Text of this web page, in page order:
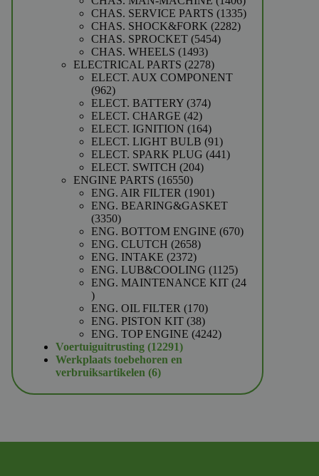
producten
CHAS. SERVICE PARTS 13351335
CHAS. SHOCK&FORK 22822282
CHAS. SPROCKET 54545454
CHAS. WHEELS 14931493
producten
ELECTRICAL PARTS 22782278
producten
ELECT. AUX COMPONENT
962962
producten
ELECT. BATTERY 374374
ELECT. CHARGE 4242
producten
ELECT. IGNITION 164164
producten
ELECT. LIGHT BULB 9191
producten
ELECT. SPARK PLUG 441441
ELECT. SWITCH 204204
ENGINE PARTS 1655016550
producten
ENG. AIR FILTER 19011901
producten
ENG. BEARING&GASKET
33503350
producten
ENG. BOTTOM ENGINE 670670
ENG. CLUTCH 26582658
ENG. INTAKE 23722372
producten
ENG. LUB&COOLING 11251125
producten
ENG. MAINTENANCE KIT 24
24
producten
ENG. OIL FILTER 170170
producten
ENG. PISTON KIT 3838
producten
ENG. TOP ENGINE 42424242
Voertuiguitrusting 1229112291
producten
Werkplaats toebehoren en
verbruiksartikelen 66